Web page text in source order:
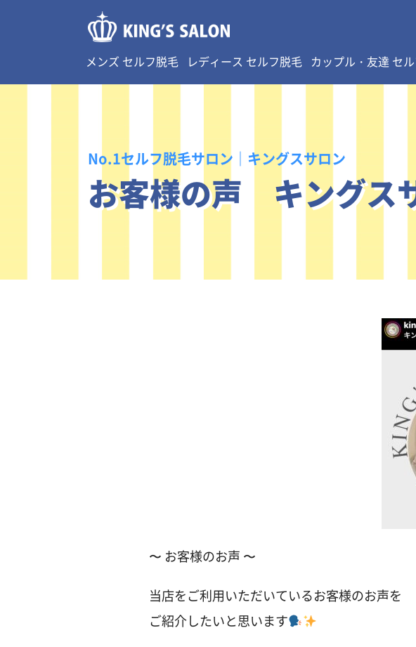
メンズ セルフ脱毛 レディース セルフ脱毛 カップル・友達 セ
No.1セルフ脱毛サロン｜キングスサロン
お客様の声 キングス
〜 お客様のお声 〜
当店をご利用いただいているお客様のお声を
ご紹介したいと思います